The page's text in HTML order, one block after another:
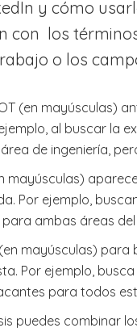
y cómo
con los
o los
(en mayúsculas)
al buscar la
de ingeniería,
mayúsculas)
Por ejemplo,
ambas áreas
mayúsculas)
Por ejemplo,
para todos
puedes combinar